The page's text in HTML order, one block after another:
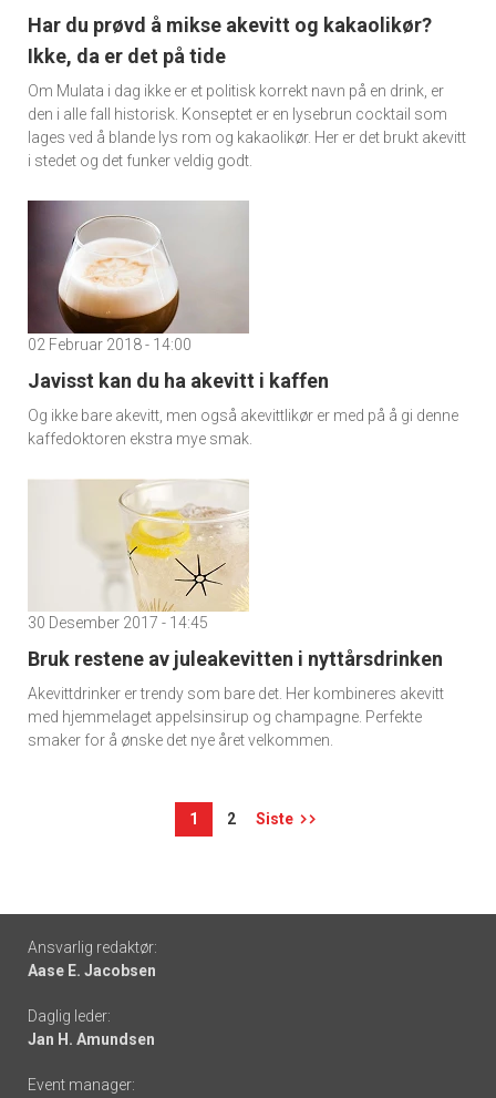
Har du prøvd å mikse akevitt og kakaolikør?
Ikke, da er det på tide
Om Mulata i dag ikke er et politisk korrekt navn på en drink, er
den i alle fall historisk. Konseptet er en lysebrun cocktail som
lages ved å blande lys rom og kakaolikør. Her er det brukt akevitt
i stedet og det funker veldig godt.
02 Februar 2018 - 14:00
Javisst kan du ha akevitt i kaffen
Og ikke bare akevitt, men også akevittlikør er med på å gi denne
kaffedoktoren ekstra mye smak.
30 Desember 2017 - 14:45
Bruk restene av juleakevitten i nyttårsdrinken
Akevittdrinker er trendy som bare det. Her kombineres akevitt
med hjemmelaget appelsinsirup og champagne. Perfekte
smaker for å ønske det nye året velkommen.
1 2 Siste
Footer
-
links
Ansvarlig redaktør:
Aase E. Jacobsen
Daglig leder:
Jan H. Amundsen
Event manager: